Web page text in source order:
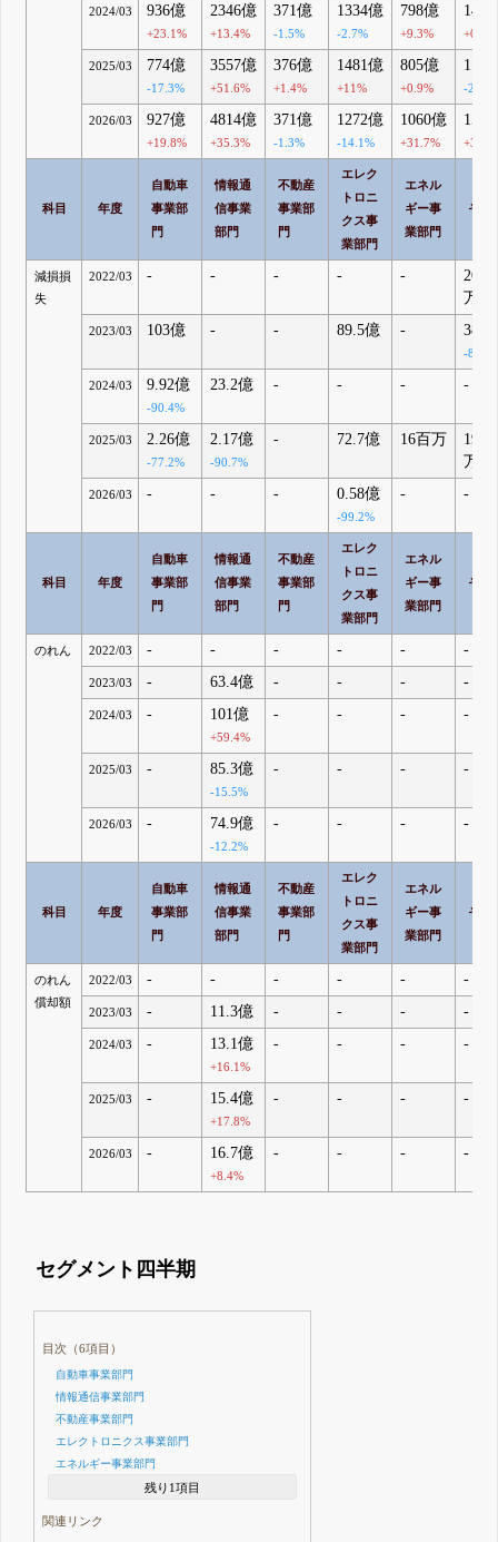
2024/03 936億
+23.1%
2346億
+13.4%
371億
-1.5%
1334億
-2.7%
798億
+9.3%
144
+0.8%
2025/03 774億
-17.3%
3557億
+51.6%
376億
+1.4%
1481億
+11%
805億
+0.9%
111
-
2026/03 927億
+19.8%
4814億
+35.3%
371億
-1.3%
1272億
-14.1%
1060億
+31.7%
150
科目 年度
自動車
事業部
門
情報通
信事業
部門
不動産
事業部
門
エレク
トロニ
クス事
業部門
エネル
ギー事
業部門
その
減損損
失
2022/03 - - - - -
206
万
2023/03 103億 - - 89.5億 - 38百
-
2024/03 9.92億
-90.4%
23.2億 - - - -
2025/03 2.26億
-77.2%
2.17億
-90.7%
- 72.7億 16百万
197
万
2026/03 - - - 0.58億
-99.2%
- -
科目 年度
自動車
事業部
門
情報通
信事業
部門
不動産
事業部
門
エレク
トロニ
クス事
業部門
エネル
ギー事
業部門
その
のれん 2022/03 - - - - - -
2023/03 - 63.4億 - - - -
2024/03 - 101億
+59.4%
- - - -
2025/03 - 85.3億
-15.5%
- - - -
2026/03 - 74.9億
-12.2%
- - - -
科目 年度
自動車
事業部
門
情報通
信事業
部門
不動産
事業部
門
エレク
トロニ
クス事
業部門
エネル
ギー事
業部門
その
のれん
償却額
2022/03 - - - - - -
2023/03 - 11.3億 - - - -
2024/03 - 13.1億
+16.1%
- - - -
2025/03 - 15.4億
+17.8%
- - - -
2026/03 - 16.7億
+8.4%
- - - -
セグメント四半期
目次（6項目）
自動車事業部門
情報通信事業部門
不動産事業部門
エレクトロニクス事業部門
エネルギー事業部門
残り1項目
関連リンク